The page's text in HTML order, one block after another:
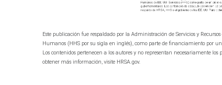
Este publicación fue respaldado por la Administración de Servicios y
Humanos (HHS por su sigla en inglés), como parte de financiamiento por
Los contenidos pertenecen a los autores y no representan necesariamente
obtener más información, visite HRSA.gov.